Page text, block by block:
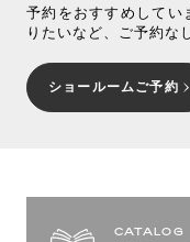
予約をおすすめしてい
りたいなど、ご予約な
ショールームご予約
CATALOG